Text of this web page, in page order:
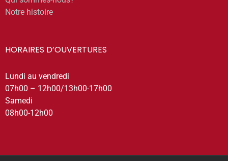
Notre histoire
HORAIRES D’OUVERTURES
Lundi au vendredi
07h00 – 12h00/13h00-17h00
Samedi
08h00-12h00